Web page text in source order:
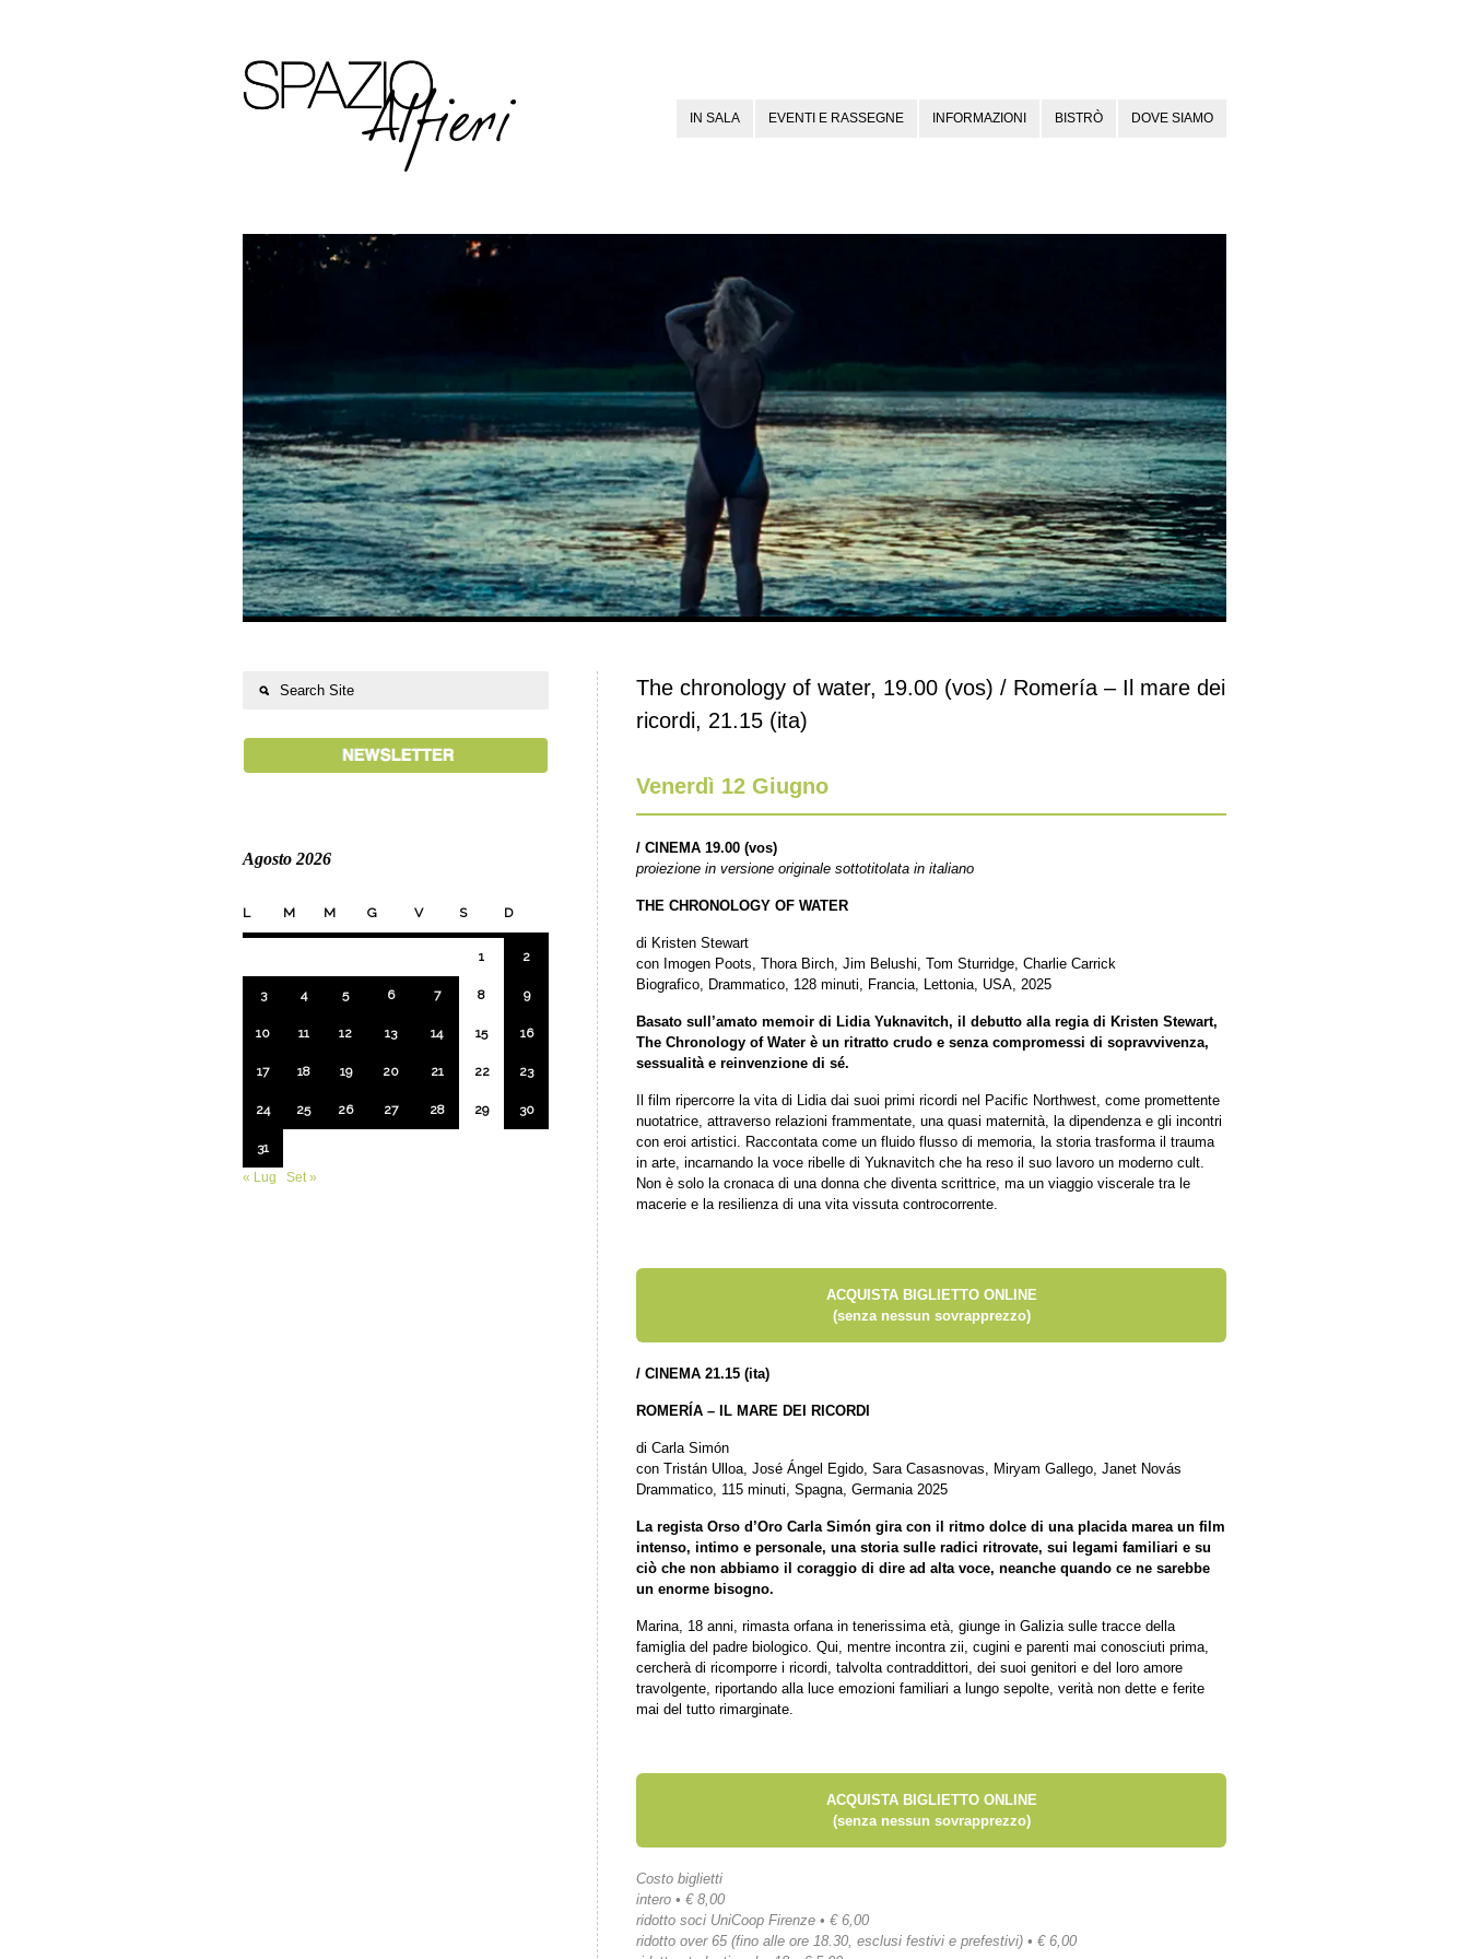
IN SALA EVENTI E RASSEGNE INFORMAZIONI BISTRÒ DOVE SIAMO
The chronology of water, 19.00 (vos) / Romería – Il mare dei
ricordi, 21.15 (ita)
Venerdì 12 Giugno
/ CINEMA 19.00 (vos)
proiezione in versione originale sottotitolata in italiano
THE CHRONOLOGY OF WATER
di Kristen Stewart
con Imogen Poots, Thora Birch, Jim Belushi, Tom Sturridge, Charlie Carrick
Biografico, Drammatico, 128 minuti, Francia, Lettonia, USA, 2025
Basato sull’amato memoir di Lidia Yuknavitch, il debutto alla regia di Kristen Stewart,
The Chronology of Water è un ritratto crudo e senza compromessi di sopravvivenza,
sessualità e reinvenzione di sé.
Il film ripercorre la vita di Lidia dai suoi primi ricordi nel Pacific Northwest, come promettente
nuotatrice, attraverso relazioni frammentate, una quasi maternità, la dipendenza e gli incontri
con eroi artistici. Raccontata come un fluido flusso di memoria, la storia trasforma il trauma
in arte, incarnando la voce ribelle di Yuknavitch che ha reso il suo lavoro un moderno cult.
Non è solo la cronaca di una donna che diventa scrittrice, ma un viaggio viscerale tra le
macerie e la resilienza di una vita vissuta controcorrente.
ACQUISTA BIGLIETTO ONLINE
(senza nessun sovrapprezzo)
/ CINEMA 21.15 (ita)
ROMERÍA – IL MARE DEI RICORDI
di Carla Simón
con Tristán Ulloa, José Ángel Egido, Sara Casasnovas, Miryam Gallego, Janet Novás
Drammatico, 115 minuti, Spagna, Germania 2025
La regista Orso d’Oro Carla Simón gira con il ritmo dolce di una placida marea un film
intenso, intimo e personale, una storia sulle radici ritrovate, sui legami familiari e su
ciò che non abbiamo il coraggio di dire ad alta voce, neanche quando ce ne sarebbe
un enorme bisogno.
Marina, 18 anni, rimasta orfana in tenerissima età, giunge in Galizia sulle tracce della
famiglia del padre biologico. Qui, mentre incontra zii, cugini e parenti mai conosciuti prima,
cercherà di ricomporre i ricordi, talvolta contraddittori, dei suoi genitori e del loro amore
travolgente, riportando alla luce emozioni familiari a lungo sepolte, verità non dette e ferite
mai del tutto rimarginate.
ACQUISTA BIGLIETTO ONLINE
(senza nessun sovrapprezzo)
Costo biglietti
intero • € 8,00
ridotto soci UniCoop Firenze • € 6,00
ridotto over 65 (fino alle ore 18.30, esclusi festivi e prefestivi) • € 6,00
Agosto 2026
L M M G V S D
1 2
3 4 5 6 7 8 9
10 11 12 13 14 15 16
17 18 19 20 21 22 23
24 25 26 27 28 29 30
31
« Lug
Set »